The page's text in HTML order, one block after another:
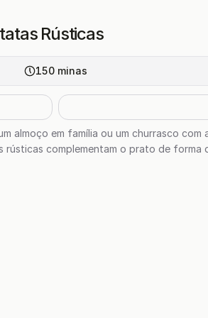
Rústicas
150 minas
almoço em família ou um churrasco com
complementam o prato de forma